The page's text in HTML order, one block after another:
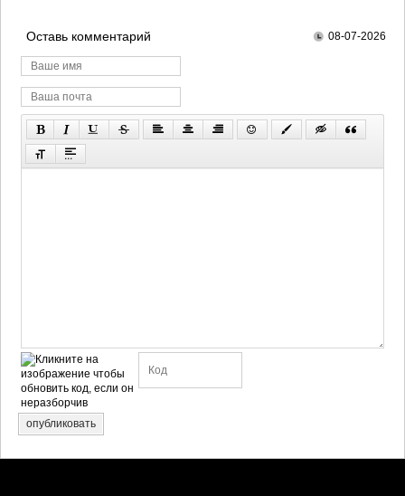
Оставь комментарий 08-07-2026
опубликовать